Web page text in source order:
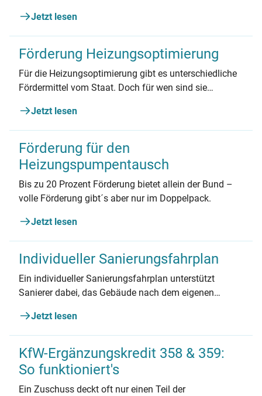
Jetzt lesen
Förderung Heizungsoptimierung
Für die Heizungsoptimierung gibt es unterschiedliche
Fördermittel vom Staat. Doch für wen sind sie
beantworten die wichtigsten Fragen.
Jetzt lesen
Förderung für den
Heizungspumpentausch
Bis zu 20 Prozent Förderung bietet allein der Bund –
volle Förderung gibt´s aber nur im Doppelpack.
Jetzt lesen
Individueller Sanierungsfahrplan
Ein individueller Sanierungsfahrplan unterstützt
Sanierer dabei, das Gebäude nach dem eigenen
modernisieren.
Jetzt lesen
KfW-Ergänzungskredit 358 & 359:
So funktioniert's
Ein Zuschuss deckt oft nur einen Teil der